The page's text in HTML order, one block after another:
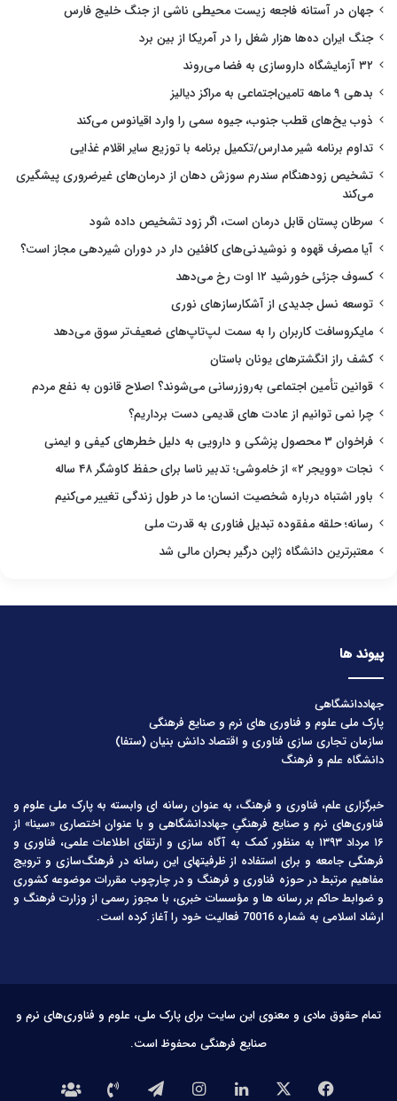
جهان در آستانه فاجعه زیست محیطی ناشی از جنگ خلیج فارس
جنگ ایران ده‌ها هزار شغل را در آمریکا از بین برد
۳۲ آزمایشگاه داروسازی به فضا می‌روند
بدهی ۹ ماهه تامین‌اجتماعی به مراکز دیالیز
ذوب یخ‌های قطب جنوب، جیوه سمی را وارد اقیانوس می‌کند
تداوم برنامه شیر مدارس/تکمیل برنامه با توزیع سایر اقلام غذایی
تشخیص زودهنگام سندرم سوزش دهان از درمان‌های غیرضروری پیشگیری
می‌کند
سرطان پستان قابل درمان است، اگر زود تشخیص داده شود
آیا مصرف قهوه و نوشیدنی‌های کافئین دار در دوران شیردهی مجاز است؟
کسوف جزئی خورشید ۱۲ اوت رخ می‌دهد
توسعه نسل جدیدی از آشکارسازهای نوری
مایکروسافت کاربران را به سمت لپ‌تاپ‌های ضعیف‌تر سوق می‌دهد
کشف راز انگشترهای یونان باستان
قوانین تأمین اجتماعی به‌روزرسانی می‌شوند؟ اصلاح قانون به نفع مردم
چرا نمی توانیم از عادت های قدیمی دست برداریم؟
فراخوان ۳ محصول پزشکی و دارویی به دلیل خطرهای کیفی و ایمنی
نجات «وویجر ۲» از خاموشی؛ تدبیر ناسا برای حفظ کاوشگر ۴۸ ساله
باور اشتباه درباره شخصیت انسان؛ ما در طول زندگی تغییر می‌کنیم
رسانه؛ حلقه مفقوده تبدیل فناوری به قدرت ملی
معتبرترین دانشگاه ژاپن درگیر بحران مالی شد
پیوند ها
جهاددانشگاهی
پارک ملی علوم و فناوری های نرم و صنایع فرهنگی
سازمان تجاری سازی فناوری و اقتصاد دانش بنیان (ستفا)
دانشگاه علم و فرهنگ
خبرگزاری علم، فناوری و فرهنگ، به عنوان رسانه ای وابسته به پارک ملی علوم و
فناوری‌های نرم و صنایع فرهنگیِ جهاددانشگاهی و با عنوان اختصاری «سینا» از
۱۶ مرداد ۱۳۹۳ به منظور کمک به آگاه سازی و ارتقای اطلاعات علمی، فناوری و
فرهنگی جامعه و برای استفاده از ظرفیتهای این رسانه در فرهنگ‌سازی و ترویج
مفاهیم مرتبط در حوزه فناوری و فرهنگ و در چارچوب مقررات موضوعه کشوری
و ضوابط حاکم بر رسانه ها و مؤسسات خبری، با مجوز رسمی از وزارت فرهنگ و
ارشاد اسلامی به شماره 70016 فعالیت خود را آغاز کرده است.
تمام حقوق مادی و معنوی این سایت برای پارک ملی، علوم و فناوری‌های نرم و
صنایع فرهنگی محفوظ است.
فیس لینکدیناینستاگرامتلگرامتماس درباره